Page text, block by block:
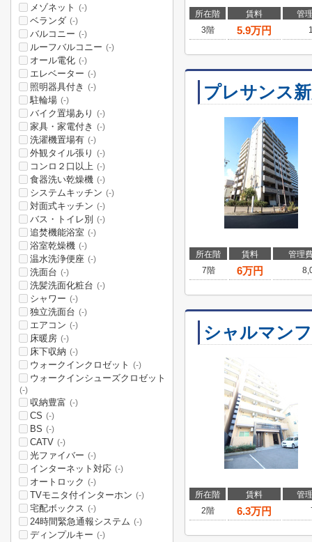
所在階 賃料
管
3階
5.9万円
プレサンス
所在階 賃料
管理
7階
6万円
シャルマン
所在階 賃料
管
2階
6.3万円
メゾネット (-)
ベランダ (-)
バルコニー (-)
ルーフバルコニー (-)
オール電化 (-)
エレベーター (-)
照明器具付き (-)
駐輪場 (-)
バイク置場あり (-)
家具・家電付き (-)
洗濯機置場有 (-)
外観タイル張り (-)
コンロ２口以上 (-)
食器洗い乾燥機 (-)
システムキッチン (-)
対面式キッチン (-)
バス・トイレ別 (-)
追焚機能浴室 (-)
浴室乾燥機 (-)
温水洗浄便座 (-)
洗面台 (-)
洗髪洗面化粧台 (-)
シャワー (-)
独立洗面台 (-)
エアコン (-)
床暖房 (-)
床下収納 (-)
ウォークインクロゼット (-)
ウォークインシューズクロゼット
(-)
収納豊富 (-)
CS (-)
BS (-)
CATV (-)
光ファイバー (-)
インターネット対応 (-)
オートロック (-)
TVモニタ付インターホン (-)
宅配ボックス (-)
24時間緊急通報システム (-)
ディンプルキー (-)